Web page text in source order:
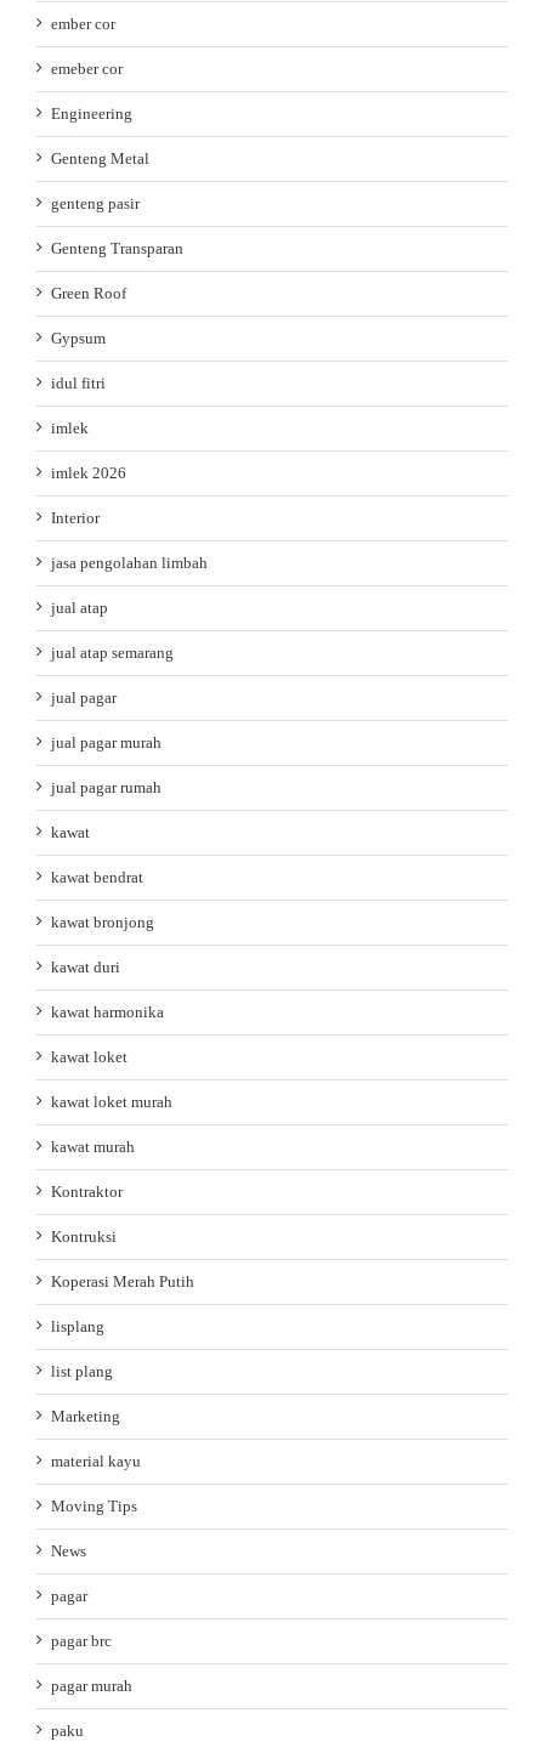
ember cor
emeber cor
Engineering
Genteng Metal
genteng pasir
Genteng Transparan
Green Roof
Gypsum
idul fitri
imlek
imlek 2026
Interior
jasa pengolahan limbah
jual atap
jual atap semarang
jual pagar
jual pagar murah
jual pagar rumah
kawat
kawat bendrat
kawat bronjong
kawat duri
kawat harmonika
kawat loket
kawat loket murah
kawat murah
Kontraktor
Kontruksi
Koperasi Merah Putih
lisplang
list plang
Marketing
material kayu
Moving Tips
News
pagar
pagar brc
pagar murah
paku